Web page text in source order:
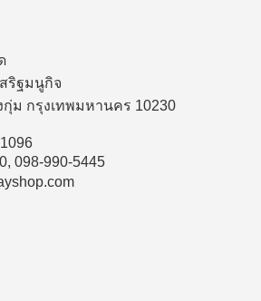
ริฐมนูกิจ
ม กรุงเทพมหานคร 10230
098-990-5445